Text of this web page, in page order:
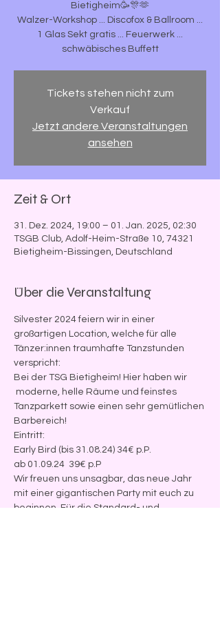
Bietigheim🥳🎊🫶
Walzer-Workshop ... Discofox & Ballroom ...
1 Glas Sekt gratis ... Feuerwerk ...
schwäbisches Buffett
Tickets stehen nicht zum
Verkauf
Jetzt andere Veranstaltungen
ansehen
Zeit & Ort
31. Dez. 2024, 19:00 – 01. Jan. 2025, 02:30
TSGB Club, Adolf-Heim-Straße 10, 74321
Bietigheim-Bissingen, Deutschland
Über die Veranstaltung
Silvester 2024 feiern wir in einer
großartigen Location, welche für alle
Tänzer:innen traumhafte Tanzstunden
verspricht:
Bei der TSG Bietigheim! Hier haben wir
moderne, helle Räume und feinstes
Tanzparkett sowie einen sehr gemütlichen
Barbereich!
Eintritt:
Early Bird (bis 31.08.24) 34€ p.P.
ab 01.09.24  39€ p.P
Wir freuen uns unsagbar, das neue Jahr
mit einer gigantischen Party mit euch zu
beginnen. Für die Standard- und